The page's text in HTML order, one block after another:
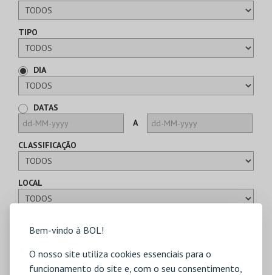
Bem-vindo à BOL!
O nosso site utiliza cookies essenciais para o
funcionamento do site e, com o seu consentimento,
TIPO
DIA
DATAS
A
CLASSIFICAÇÃO
LOCAL
CARTÕES
TIPO